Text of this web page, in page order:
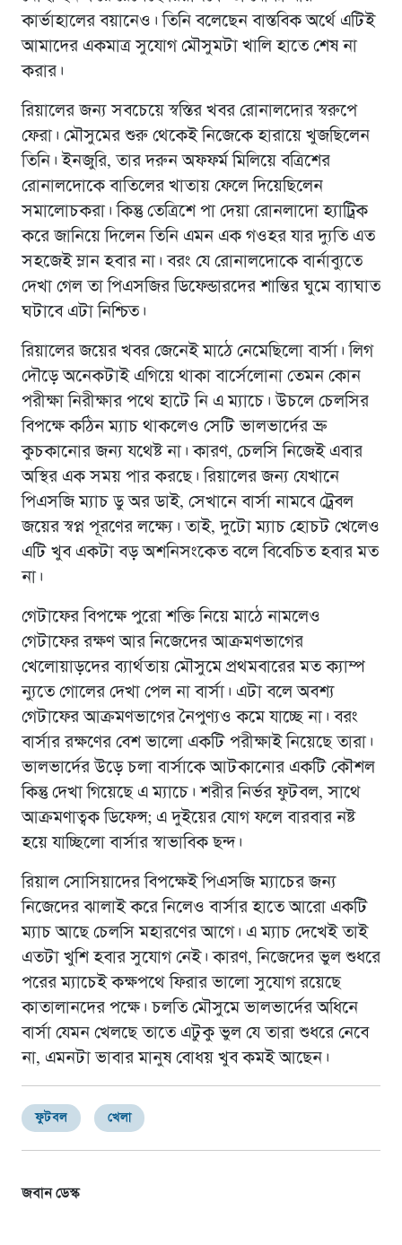
কার্ভাহালের বয়ানেও। তিনি বলেছেন বাস্তবিক অর্থে এটিই
আমাদের একমাত্র সুযোগ মৌসুমটা খালি হাতে শেষ না
করার।
রিয়ালের জন্য সবচেয়ে স্বস্তির খবর রোনালদোর স্বরুপে
ফেরা। মৌসুমের শুরু থেকেই নিজেকে হারায়ে খুজছিলেন
তিনি। ইনজুরি, তার দরুন অফফর্ম মিলিয়ে বত্রিশের
রোনালদোকে বাতিলের খাতায় ফেলে দিয়েছিলেন
সমালোচকরা। কিন্তু তেত্রিশে পা দেয়া রোনলাদো হ্যাট্রিক
করে জানিয়ে দিলেন তিনি এমন এক গওহর যার দ্যুতি এত
সহজেই ম্লান হবার না। বরং যে রোনালদোকে বার্নাব্যুতে
দেখা গেল তা পিএসজির ডিফেন্ডারদের শান্তির ঘুমে ব্যাঘাত
ঘটাবে এটা নিশ্চিত।
রিয়ালের জয়ের খবর জেনেই মাঠে নেমেছিলো বার্সা। লিগ
দৌড়ে অনেকটাই এগিয়ে থাকা বার্সেলোনা তেমন কোন
পরীক্ষা নিরীক্ষার পথে হাটে নি এ ম্যাচে। উচলে চেলসির
বিপক্ষে কঠিন ম্যাচ থাকলেও সেটি ভালভার্দের ভ্রু
কুচকানোর জন্য যথেষ্ট না। কারণ, চেলসি নিজেই এবার
অস্থির এক সময় পার করছে। রিয়ালের জন্য যেখানে
পিএসজি ম্যাচ ডু অর ডাই, সেখানে বার্সা নামবে ট্রেবল
জয়ের স্বপ্ন পূরণের লক্ষ্যে। তাই, দুটো ম্যাচ হোচট খেলেও
এটি খুব একটা বড় অশনিসংকেত বলে বিবেচিত হবার মত
না।
গেটাফের বিপক্ষে পুরো শক্তি নিয়ে মাঠে নামলেও
গেটাফের রক্ষণ আর নিজেদের আক্রমণভাগের
খেলোয়াড়দের ব্যার্থতায় মৌসুমে প্রথমবারের মত ক্যাম্প
ন্যুতে গোলের দেখা পেল না বার্সা। এটা বলে অবশ্য
গেটাফের আক্রমণভাগের নৈপুণ্যও কমে যাচ্ছে না। বরং
বার্সার রক্ষণের বেশ ভালো একটি পরীক্ষাই নিয়েছে তারা।
ভালভার্দের উড়ে চলা বার্সাকে আটকানোর একটি কৌশল
কিন্তু দেখা গিয়েছে এ ম্যাচে। শরীর নির্ভর ফুটবল, সাথে
আক্রমণাত্বক ডিফেন্স; এ দুইয়ের যোগ ফলে বারবার নষ্ট
হয়ে যাচ্ছিলো বার্সার স্বাভাবিক ছন্দ।
রিয়াল সোসিয়াদের বিপক্ষেই পিএসজি ম্যাচের জন্য
নিজেদের ঝালাই করে নিলেও বার্সার হাতে আরো একটি
ম্যাচ আছে চেলসি মহারণের আগে। এ ম্যাচ দেখেই তাই
এতটা খুশি হবার সুযোগ নেই। কারণ, নিজেদের ভুল শুধরে
পরের ম্যাচেই কক্ষপথে ফিরার ভালো সুযোগ রয়েছে
কাতালানদের পক্ষে। চলতি মৌসুমে ভালভার্দের অধিনে
বার্সা যেমন খেলছে তাতে এটুকু ভুল যে তারা শুধরে নেবে
না, এমনটা ভাবার মানুষ বোধয় খুব কমই আছেন।
ফুটবল খেলা
জবান ডেস্ক